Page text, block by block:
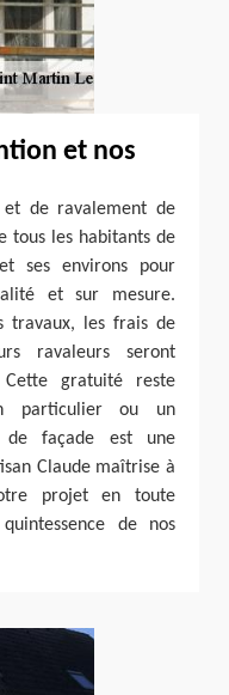
et nos
et de ravalement de
tous les habitants de
ses environs pour
et sur mesure.
travaux, les frais de
ravaleurs seront
gratuité reste
particulier ou un
de façade est une
Claude maîtrise à
projet en toute
de nos